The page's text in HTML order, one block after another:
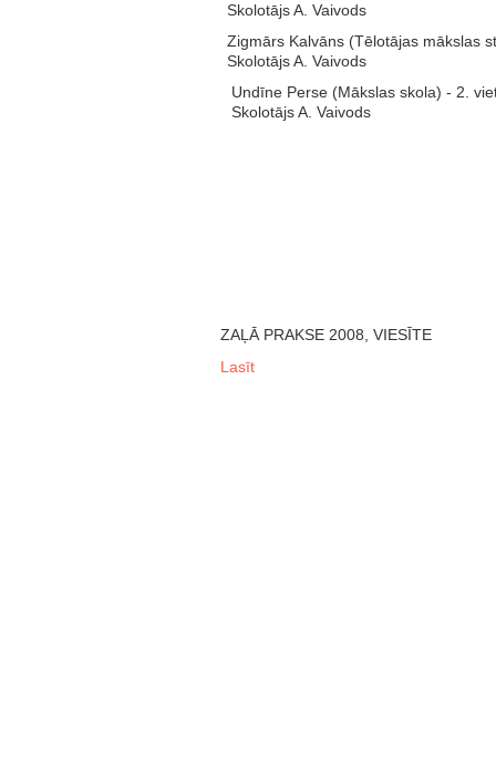
Skolotājs A. Vaivods
Zigmārs Kalvāns (Tēlotājas mākslas
Skolotājs A. Vaivods
Undīne Perse (Mākslas skola) - 2.
Skolotājs A. Vaivods
ZAĻĀ PRAKSE 2008, VIESĪTE
Lasīt